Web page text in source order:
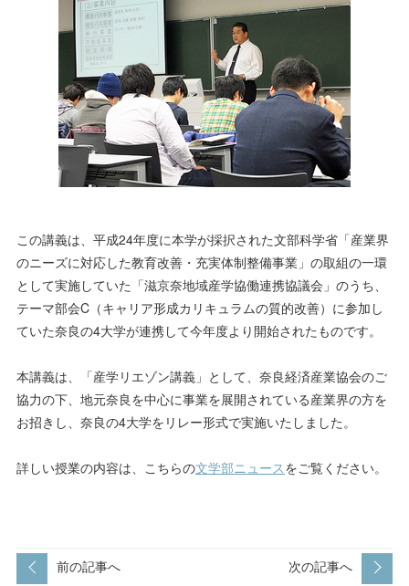
この講義は、平成24年度に本学が採択された文部科学省「産業界
のニーズに対応した教育改善・充実体制整備事業」の取組の一環
として実施していた「滋京奈地域産学協働連携協議会」のうち、
テーマ部会C（キャリア形成カリキュラムの質的改善）に参加し
ていた奈良の4大学が連携して今年度より開始されたものです。
本講義は、「産学リエゾン講義」として、奈良経済産業協会のご
協力の下、地元奈良を中心に事業を展開されている産業界の方を
お招きし、奈良の4大学をリレー形式で実施いたしました。
詳しい授業の内容は、こちらの文学部ニュースをご覧ください。
前の記事へ 次の記事へ